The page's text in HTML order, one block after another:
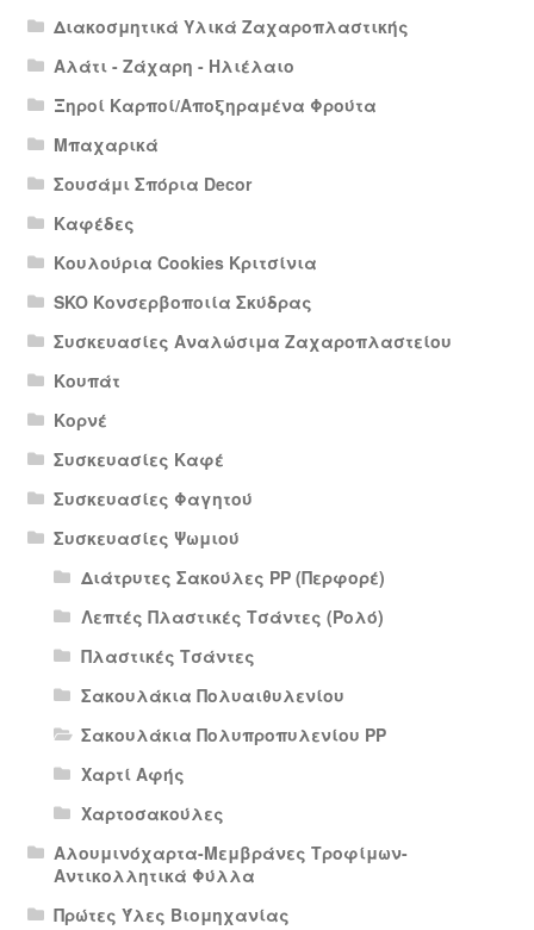
Διακοσμητικά Υλικά Ζαχαροπλαστικής
Αλάτι - Ζάχαρη - Ηλιέλαιο
Ξηροί Καρποί/Αποξηραμένα Φρούτα
Μπαχαρικά
Σουσάμι Σπόρια Decor
Καφέδες
Κουλούρια Cookies Κριτσίνια
SKO Κονσερβοποιία Σκύδρας
Συσκευασίες Αναλώσιμα Ζαχαροπλαστείου
Κουπάτ
Κορνέ
Συσκευασίες Καφέ
Συσκευασίες Φαγητού
Συσκευασίες Ψωμιού
Διάτρυτες Σακούλες PP (Περφορέ)
Λεπτές Πλαστικές Τσάντες (Ρολό)
Πλαστικές Τσάντες
Σακουλάκια Πολυαιθυλενίου
Σακουλάκια Πολυπροπυλενίου PP
Χαρτί Αφής
Χαρτοσακούλες
Αλουμινόχαρτα-Μεμβράνες Τροφίμων-
Αντικολλητικά Φύλλα
Πρώτες Ύλες Βιομηχανίας